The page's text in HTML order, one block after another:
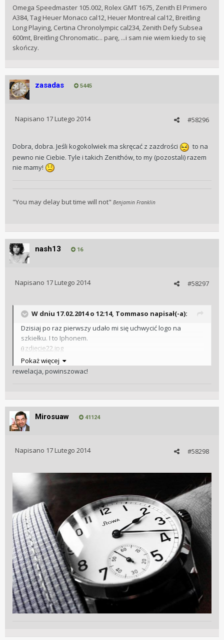
Omega Speedmaster 105.002, Rolex GMT 1675, Zenith El Primero
A384, Tag Heuer Monaco cal12, Heuer Montreal cal12, Breitling
Long Playing, Certina Chronolympic cal234, Zenith Defy Subsea
600mt, Breitling Chronomatic... parę, ...i sam nie wiem kiedy to się
skończy.
zasadas 5445
#58296
Napisano 17 Lutego 2014
Dobra, dobra. Jeśli kogokolwiek ma skręcać z zazdrości
to na
pewno nie Ciebie. Tyle i takich Zenithów, to my (pozostali) razem
nie mamy!
"You may delay but time will not" Benjamin Franklin
nash13 16
#58297
Napisano 17 Lutego 2014
W dniu 17.02.2014 o 12:14, Tommaso napisał(-a):
Dzisiaj po raz pierwszy udało mi się uchwycić logo na
szkiełku. I to Iphonem.
zdjęcie22.jpg
zdjęcie 1.jpg
Tomek
Pokaż więcej
rewelacja, powinszowac!
Mirosuaw 41124
#58298
Napisano 17 Lutego 2014